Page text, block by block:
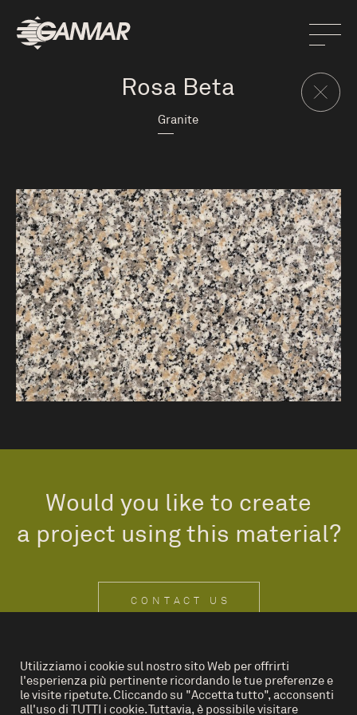
Rosa Beta
Granite
Would you like to create
a project using this material?
CONTACT US
IT EN
Utilizziamo i cookie sul nostro sito Web per offrirti
l'esperienza più pertinente ricordando le tue preferenze e
le visite ripetute. Cliccando su "Accetta tutto", acconsenti
all'uso di TUTTI i cookie. Tuttavia, è possibile visitare